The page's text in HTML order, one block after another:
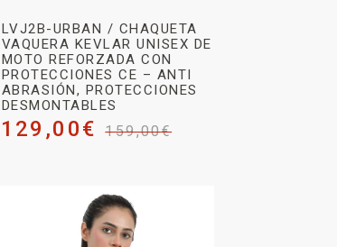
LVJ2B-URBAN / CHAQUETA
VAQUERA KEVLAR UNISEX DE
MOTO REFORZADA CON
PROTECCIONES CE – ANTI
ABRASIÓN, PROTECCIONES
DESMONTABLES
159,00€
129,00€